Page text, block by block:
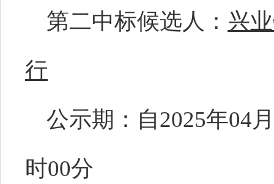
第二中标候选人： 兴
行
公示期：自2025年04
时00分